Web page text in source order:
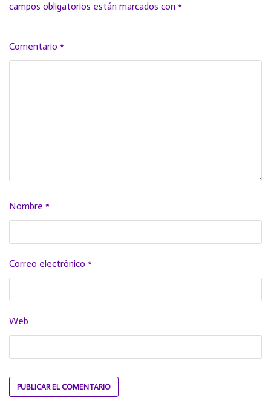
campos obligatorios están marcados con *
Comentario *
Nombre *
Correo electrónico *
Web